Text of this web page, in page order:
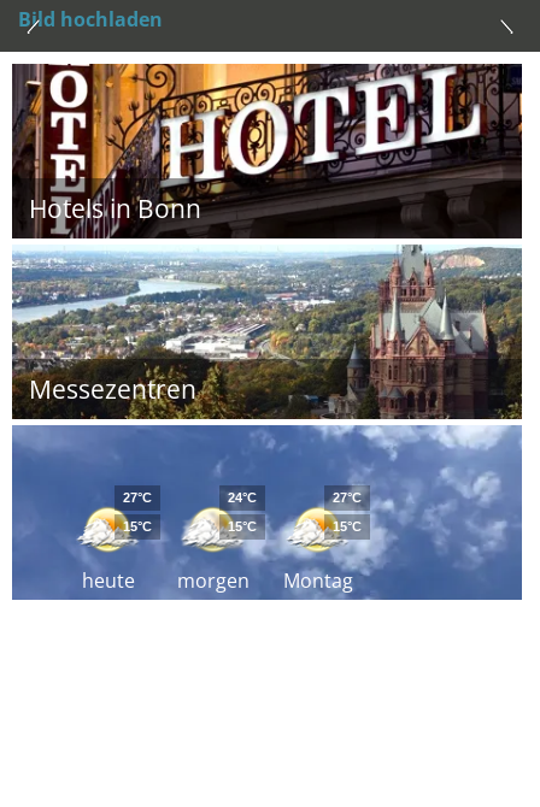
Bild hochladen
Hotels in Bonn
Messezentren
heute
27°C
15°C
morgen
24°C
15°C
Montag
27°C
15°C